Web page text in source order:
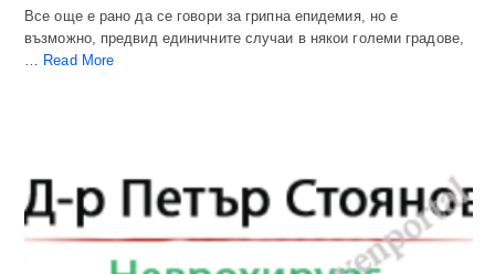
Все още е рано да се говори за грипна епидемия, но е
възможно, предвид единичните случаи в някои големи градове,
… Read More